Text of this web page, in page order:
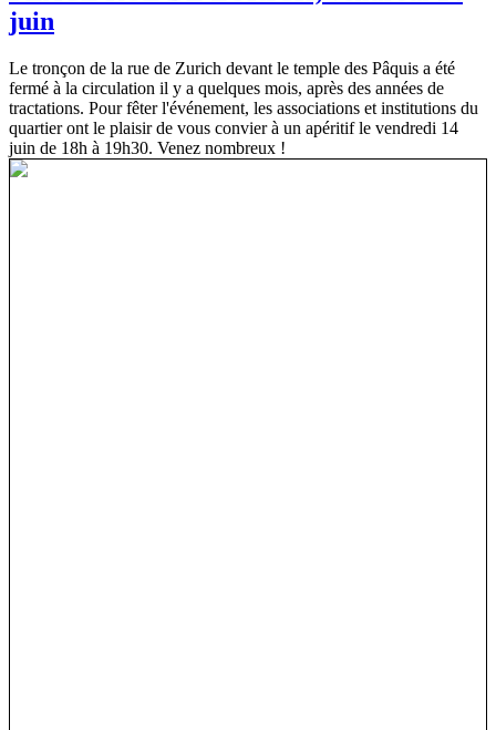
juin
Le tronçon de la rue de Zurich devant le temple des Pâquis a été
fermé à la circulation il y a quelques mois, après des années de
tractations. Pour fêter l'événement, les associations et institutions du
quartier ont le plaisir de vous convier à un apéritif le vendredi 14
juin de 18h à 19h30. Venez nombreux !